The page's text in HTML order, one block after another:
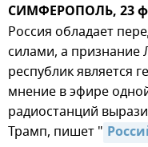
СИМФЕРОПОЛЬ, 23
Россия обладает
силами, а признание
республик является
мнение в эфире
радиостанций
Трамп, пишет "